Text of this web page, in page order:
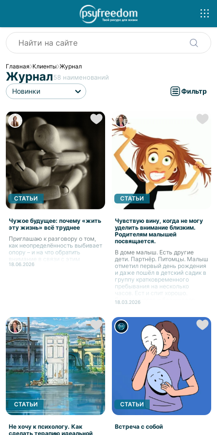
Главная Клиенты Журнал
Журнал58 наименований
Новинки Фильтр
СТАТЬИ
Чужое будущее: почему «жить
эту жизнь» всё труднее
Приглашаю к разговору о том,
как неопределённость выбивает
опору – и на что обратить
внимание в связи с этим
18.06.2026
СТАТЬИ
Чувствую вину, когда не могу
уделить внимание близким.
Родителям малышей
посвящается.
В доме малыш. Есть другие
дети. Партнёр. Питомцы. Малыш
отметил первый день рождения
и даже пошёл в детский садик в
группу кратковременного
пребывания на несколько
часов. Ест и спит хорошо.
Болеет иногда и без ужасов.
18.03.2026
СТАТЬИ
Не хочу к психологу. Как
сделать терапию идеальной
СТАТЬИ
Встреча с собой